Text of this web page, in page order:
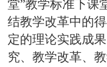
堂”教学标准下课
结教学改革中的
定的理论实践成
究、教学改革、